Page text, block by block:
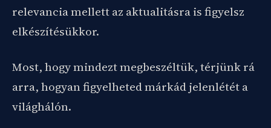
relevancia mellett az aktualitásra is figyelsz
elkészítésükkor.
Most, hogy mindezt megbeszéltük, térjünk rá
arra, hogyan figyelheted márkád jelenlétét a
világhálón.